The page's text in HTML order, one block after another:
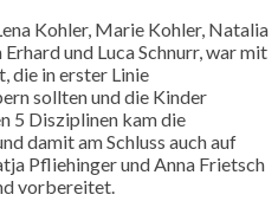
Kohler, Marie Kohler, Natalia
und Luca Schnurr, war mit
die in erster Linie
sollten und die Kinder
5 Disziplinen kam die
damit am Schluss auch auf
Pfliehinger und Anna Frietsch
vorbereitet.